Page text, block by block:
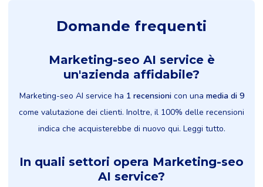
Domande frequenti
Marketing-seo AI service è
un'azienda affidabile?
Marketing-seo AI service ha 1 recensionicon una media di 9
come valutazione dei clienti. Inoltre, il 100% delle recensioni
indica che acquisterebbe di nuovo qui. Leggi tutto.
In quali settori opera Marketing-seo
AI service?